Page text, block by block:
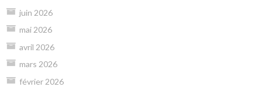
juin 2026
mai 2026
avril 2026
mars 2026
février 2026